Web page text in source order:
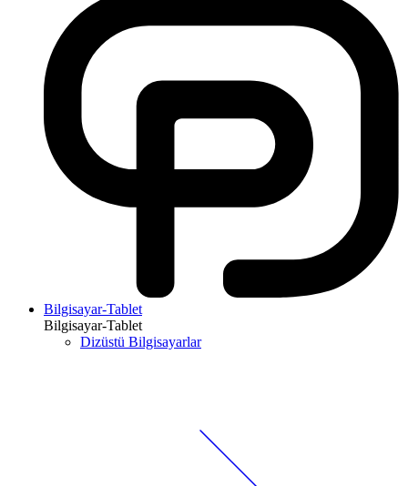
Bilgisayar-Tablet
Bilgisayar-Tablet
Dizüstü Bilgisayarlar